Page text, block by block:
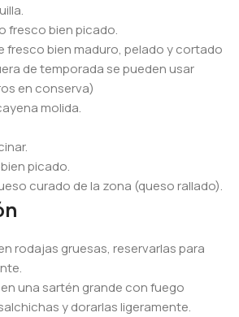
fresco bien picado.
fresco bien maduro, pelado y cortado
de temporada se pueden usar
en conserva)
molida.
picado.
curado de la zona (queso rallado).
rodajas gruesas, reservarlas para
en una sartén grande con fuego
y dorarlas ligeramente.